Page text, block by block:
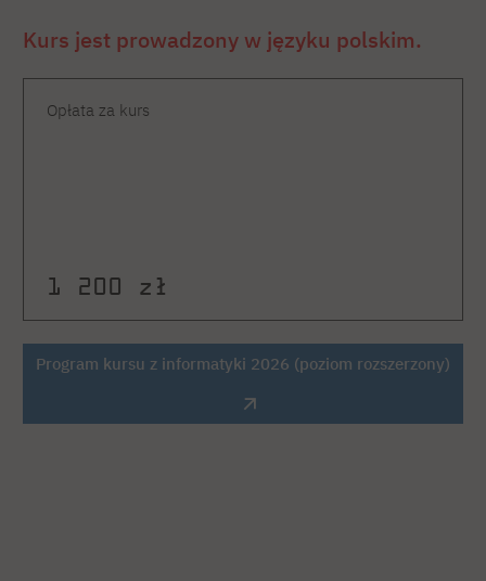
Kurs jest prowadzony w języku polskim.
Opłata za kurs
1 200 zł
Program kursu z informatyki 2026 (poziom rozszerzony)